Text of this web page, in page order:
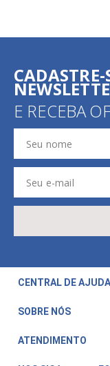
E RECEBA
CENTRAL DE AJUDA
Central de Atendimento
Trocas e Devoluções
SOBRE NÓS
ATENDIMENTO